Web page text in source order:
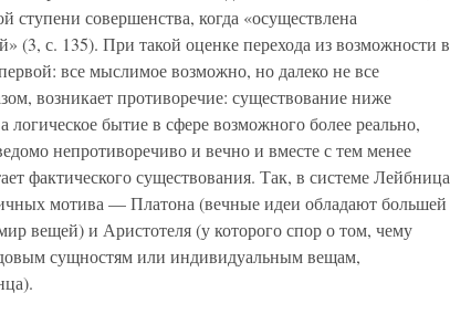
ступени совершенства, когда «осуществлена
(3, с. 135). При такой оценке перехода из возможности в
все мыслимое возможно, но далеко не все
возникает противоречие: существование ниже
бытие в сфере возможного более реально,
непротиворечиво и вечно и вместе с тем менее
фактического существования. Так, в системе Лейбница
мотива — Платона (вечные идеи обладают большей
вещей) и Аристотеля (у которого спор о том, чему
сущностям или индивидуальным вещам,